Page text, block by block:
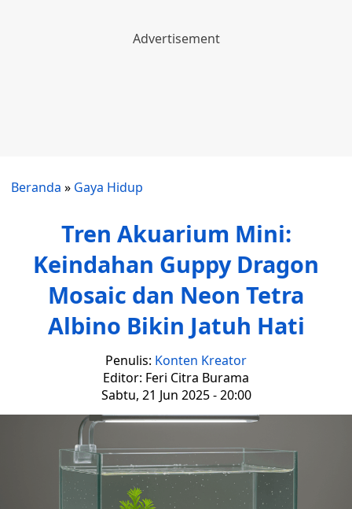
Beranda » Gaya Hidup
Tren Akuarium Mini:
Keindahan Guppy Dragon
Mosaic dan Neon Tetra
Albino Bikin Jatuh Hati
Penulis: Konten Kreator
Editor: Feri Citra Burama
Sabtu, 21 Jun 2025 - 20:00